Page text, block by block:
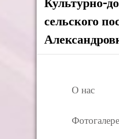
сельского
О нас